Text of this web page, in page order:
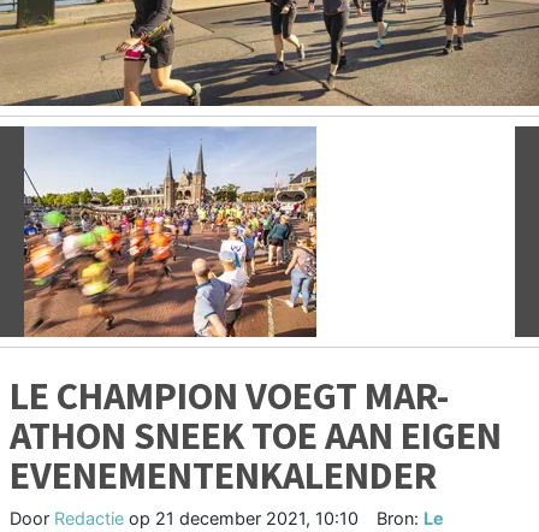
Vorige
LE CHAMPION VOEGT MAR-
ATHON SNEEK TOE AAN EIGEN
EVENEMENTENKALENDER
Door Redactie op 21 december 2021, 10:10
Bron: Le